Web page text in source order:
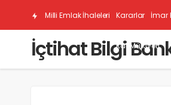
Milli Emlak İhaleleri Kararlar İmar
Kat Mülkiyeti
İçtihat Bilgi